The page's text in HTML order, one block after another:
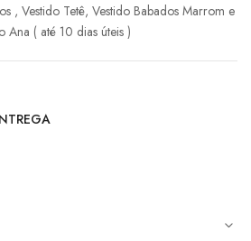
, Vestido Tetê, Vestido Babados Marrom e
Ana ( até 10 dias úteis )